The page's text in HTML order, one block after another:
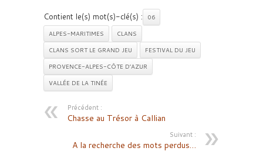
Contient le(s) mot(s)-clé(s) :
06
ALPES-MARITIMES
CLANS
CLANS SORT LE GRAND JEU
FESTIVAL DU JEU
PROVENCE-ALPES-CÔTE D’AZUR
VALLÉE DE LA TINÉE
Précédent :
Chasse au Trésor à Callian
Suivant :
A la recherche des mots perdus…